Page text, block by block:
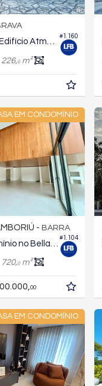
#1.160
Apartamento no Edifício Atmosphere Home Spa
226,0m²
EM CONDOMÍNIO
#1.104
- BARRA
720,0m²
00
EM CONDOMÍNIO